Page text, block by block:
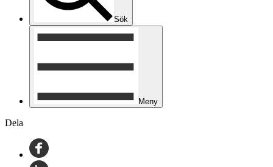
Sök
Meny
Dela